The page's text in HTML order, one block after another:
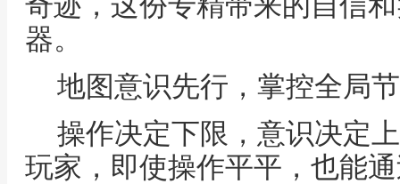
器。
地图意识先行，掌控全局
操作决定下限，意识决定
玩家，即使操作平平，也能